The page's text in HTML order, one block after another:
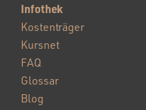
Infothek
Kostenträger
Kursnet
FAQ
Glossar
Blog